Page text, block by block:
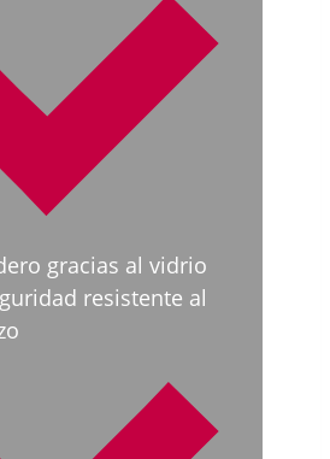
gracias al vidrio
resistente al